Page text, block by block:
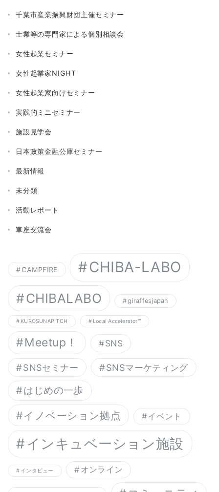
千葉市産業振興財団主催セミナー
士業等の専門家による個別相談会
女性起業セミナー
女性起業家NIGHT
女性起業家向けセミナー
実践的ミニセミナー
施設見学会
日本政策金融公庫セミナー
最新情報
未分類
活動レポート
車座交流会
CAMPFIRE CHIBA-LABO
CHIBALABO giraffesjapan
KUROSUNAPITCH Local Accelerator™︎
Meetup！ SNS
SNSセミナー SNSマーケティング
はじめの一歩
イノベーション拠点 イベント
インキュベーション施設
インタビュー オンライン